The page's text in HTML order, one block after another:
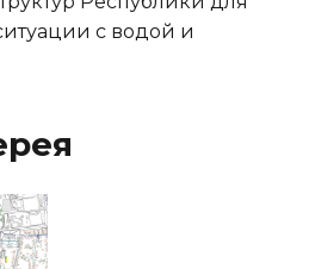
с водой и